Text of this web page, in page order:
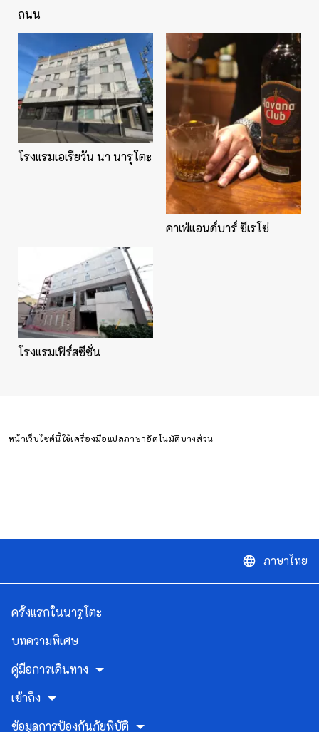
ถนน
โรงแรมเอเรียวัน นา นารุโตะ
คาเฟ่แอนด์บาร์ ซีเรโซ่
โรงแรมเฟิร์สซีซั่น
หน้าเว็บไซต์นี้ใช้เครื่องมือแปลภาษาอัตโนมัติบางส่วน
language ภาษาไทย
ครั้งแรกในนารูโตะ
บทความพิเศษ
คู่มือการเดินทาง
เข้าถึง
ข้อมูลการป้องกันภัยพิบัติ